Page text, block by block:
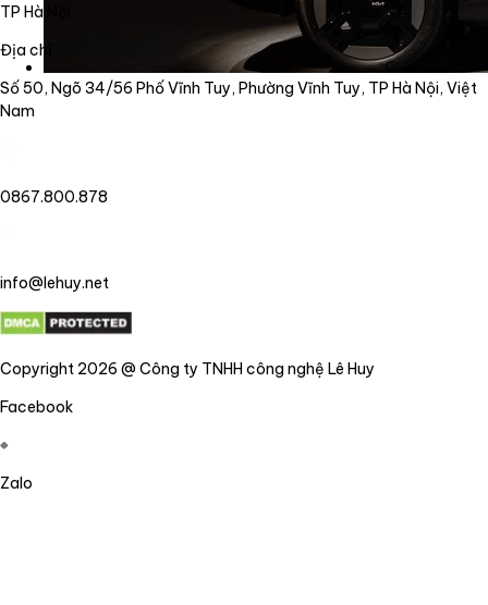
TP Hà Nội
Địa chỉ
Số 50, Ngõ 34/56 Phố Vĩnh Tuy, Phường Vĩnh Tuy, TP Hà Nội, Việt
Nam
0867.800.878
info@lehuy.net
Copyright 2026 @ Công ty TNHH công nghệ Lê Huy
Facebook
Zalo